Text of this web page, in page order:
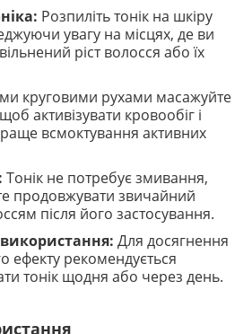
Розпиліть тонік на шкіру
увагу на місцях, де ви
ріст волосся або їх
круговими рухами масажуйте
активізувати кровообіг і
всмоктування активних
Тонік не потребує змивання,
продовжувати звичайний
після його застосування.
використання: Для досягнення
ефекту рекомендується
тонік щодня або через день.